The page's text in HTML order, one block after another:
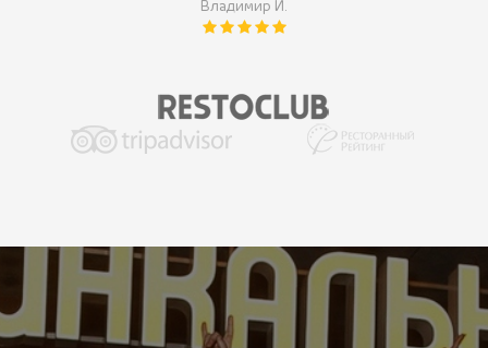
Владимир И.